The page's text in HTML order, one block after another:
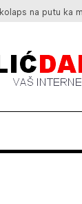
kolaps na putu ka